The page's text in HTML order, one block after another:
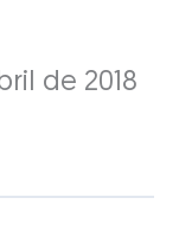
de 2018